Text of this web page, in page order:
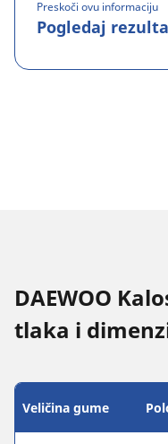
Preskoči ovu informaciju
Pogledaj
DAEWOO
tlaka i
Veličina gume